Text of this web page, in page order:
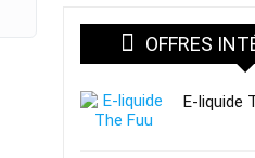
OFFRES
E-liquide